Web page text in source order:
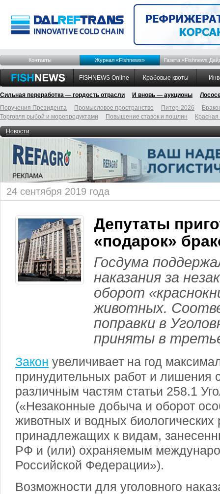
Контакты Журнал «Fishnews» Газета «Fishnews
FISHNEWS Online Крабовые квоты
Сильная переработка — гордость отрасли И вновь — аукционы
Поручения Президента
Промысловое пространство Питер-2026
Торговля рыбой и морепродуктами
Повышение ставок и пошлин
Новости
24 сентября 2019 года
Депутаты
«подарок»
Госдума
наказания за
оборот
животных.
поправки в
приняты в
Закон увеличивает на год
принудительных работ и лишения
различным частям статьи 258.1
(«Незаконные добыча и оборот
животных и водных биологических
принадлежащих к видам,
РФ и (или) охраняемым
Российской Федерации»).
Возможности для уголовного